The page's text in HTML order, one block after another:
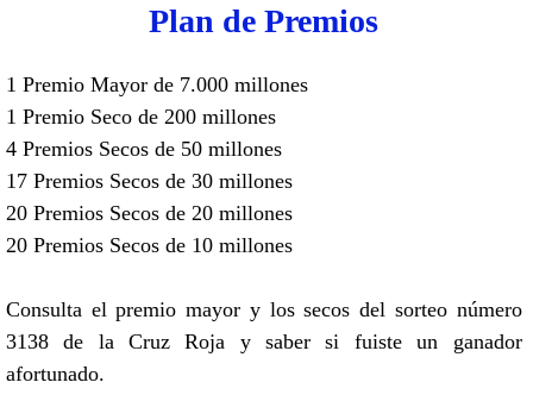
Plan de Premios
1 Premio Mayor de 7.000 millones
1 Premio Seco de 200 millones
4 Premios Secos de 50 millones
17 Premios Secos de 30 millones
20 Premios Secos de 20 millones
20 Premios Secos de 10 millones
Consulta el premio mayor y los secos del sorteo número
3138 de la Cruz Roja y saber si fuiste un ganador
afortunado.